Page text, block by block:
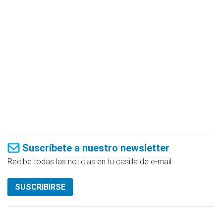
Suscríbete a nuestro newsletter
Recibe todas las noticias en tu casilla de e-mail.
SUSCRIBIRSE